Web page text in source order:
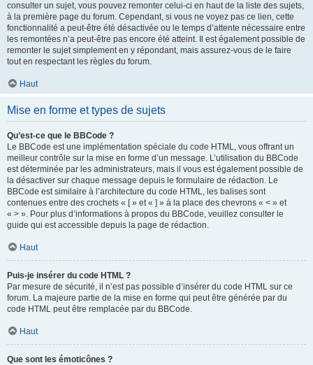
consulter un sujet, vous pouvez remonter celui-ci en haut de la liste des sujets,
à la première page du forum. Cependant, si vous ne voyez pas ce lien, cette
fonctionnalité a peut-être été désactivée ou le temps d’attente nécessaire entre
les remontées n’a peut-être pas encore été atteint. Il est également possible de
remonter le sujet simplement en y répondant, mais assurez-vous de le faire
tout en respectant les règles du forum.
Haut
Mise en forme et types de sujets
Qu’est-ce que le BBCode ?
Le BBCode est une implémentation spéciale du code HTML, vous offrant un
meilleur contrôle sur la mise en forme d’un message. L’utilisation du BBCode
est déterminée par les administrateurs, mais il vous est également possible de
la désactiver sur chaque message depuis le formulaire de rédaction. Le
BBCode est similaire à l’architecture du code HTML, les balises sont
contenues entre des crochets « [ » et « ] » à la place des chevrons « < » et
« > ». Pour plus d’informations à propos du BBCode, veuillez consulter le
guide qui est accessible depuis la page de rédaction.
Haut
Puis-je insérer du code HTML ?
Par mesure de sécurité, il n’est pas possible d’insérer du code HTML sur ce
forum. La majeure partie de la mise en forme qui peut être générée par du
code HTML peut être remplacée par du BBCode.
Haut
Que sont les émoticônes ?